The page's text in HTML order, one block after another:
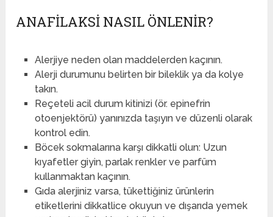
ANAFILAKSI NASIL ÖNLENIR?
Alerjiye neden olan maddelerden kaçının.
Alerji durumunu belirten bir bileklik ya da kolye
takın.
Reçeteli acil durum kitinizi (ör. epinefrin
otoenjektörü) yanınızda taşıyın ve düzenli olarak
kontrol edin.
Böcek sokmalarına karşı dikkatli olun: Uzun
kıyafetler giyin, parlak renkler ve parfüm
kullanmaktan kaçının.
Gıda alerjiniz varsa, tükettiğiniz ürünlerin
etiketlerini dikkatlice okuyun ve dışarıda yemek